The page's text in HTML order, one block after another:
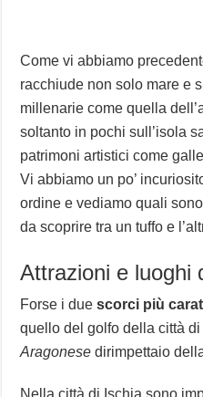
Come vi abbiamo
racchiude non solo mare e
millenarie come quella
soltanto in pochi sull’isola
patrimoni artistici come
Vi abbiamo un po’
ordine e vediamo quali
da scoprire tra un tuffo e
Attrazioni e luoghi
Forse i duescorci più
quello del golfo della città di
Aragonese dirimpettaio
Nella città di Ischia sono